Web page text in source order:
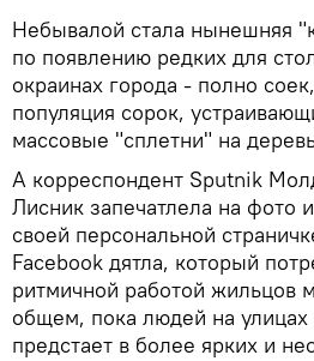
Небывалой стала нынешняя
по появлению редких для
окраинах города - полно
популяция сорок,
массовые "сплетни" на
А корреспондент Sputnik
Лисник запечатлела на фото
своей персональной
Facebook дятла, который
ритмичной работой жильцов
общем, пока людей на улицах
предстает в более ярких и